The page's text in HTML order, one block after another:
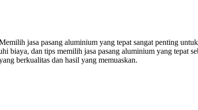
jasa pasang aluminium yang tepat sangat penting
biaya, dan tips memilih jasa pasang aluminium yang tepat
berkualitas dan hasil yang memuaskan.